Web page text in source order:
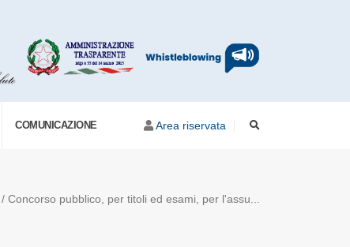
COMUNICAZIONE Area riservata
pubblico, per titoli ed esami, per l'assu...